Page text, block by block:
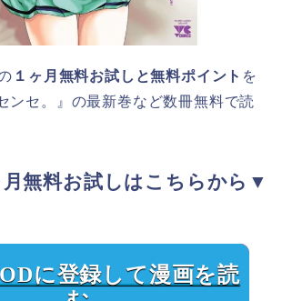
１ヶ月無料お試しと無料ポイント を
ンセ。』の最新巻など数冊無料で読
無料お試しはこちらから▼
に登録して漫画を読